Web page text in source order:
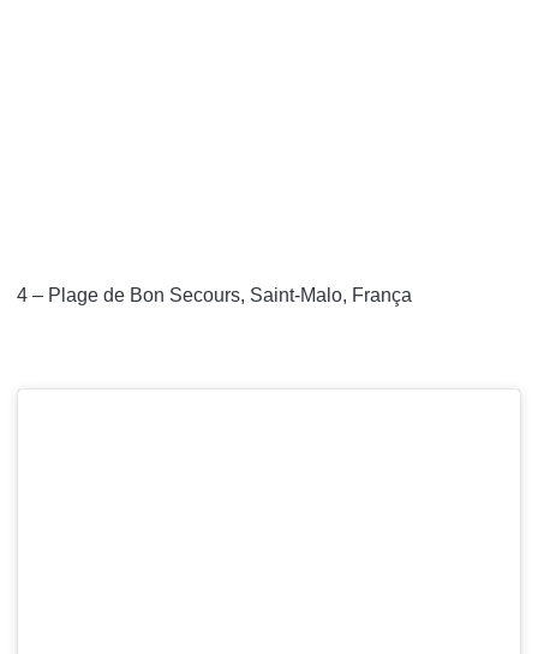
4 – Plage de Bon Secours, Saint-Malo, França